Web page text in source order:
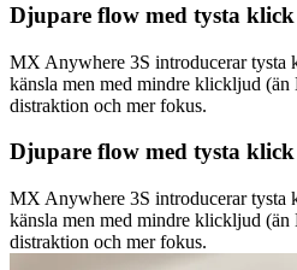
Djupare flow med tysta klick
MX Anywhere 3S introducerar tysta
känsla men med mindre klickljud
distraktion och mer fokus.
Djupare flow med tysta klick
MX Anywhere 3S introducerar tysta
känsla men med mindre klickljud
distraktion och mer fokus.